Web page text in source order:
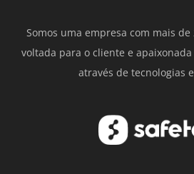
Somos uma empresa com mais
voltada para o cliente e
através de tecnologias